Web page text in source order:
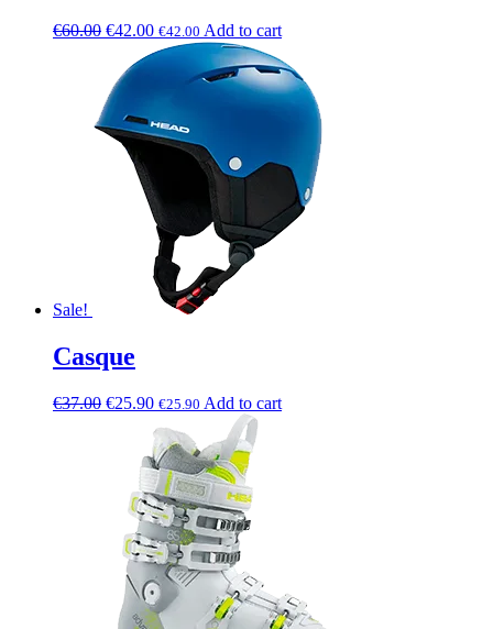
€60.00 €42.00 €42.00 Add to cart
Sale!
Casque
€37.00 €25.90 €25.90 Add to cart